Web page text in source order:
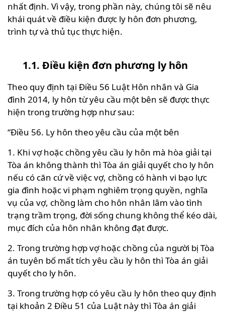
nhất định. Vì vậy, trong phần này, chúng tôi sẽ nêu
khái quát về điều kiện được ly hôn đơn phương,
trình tự và thủ tục thực hiện.
1.1. Điều kiện đơn phương ly hôn
Theo quy định tại Điều 56 Luật Hôn nhân và Gia
đình 2014, ly hôn từ yêu cầu một bên sẽ được thực
hiện trong trường hợp như sau:
“Điều 56. Ly hôn theo yêu cầu của một bên
1. Khi vợ hoặc chồng yêu cầu ly hôn mà hòa giải tại
Tòa án không thành thì Tòa án giải quyết cho ly hôn
nếu có căn cứ về việc vợ, chồng có hành vi bạo lực
gia đình hoặc vi phạm nghiêm trọng quyền, nghĩa
vụ của vợ, chồng làm cho hôn nhân lâm vào tình
trạng trầm trọng, đời sống chung không thể kéo dài,
mục đích của hôn nhân không đạt được.
2. Trong trường hợp vợ hoặc chồng của người bị Tòa
án tuyên bố mất tích yêu cầu ly hôn thì Tòa án giải
quyết cho ly hôn.
3. Trong trường hợp có yêu cầu ly hôn theo quy định
tại khoản 2 Điều 51 của Luật này thì Tòa án giải